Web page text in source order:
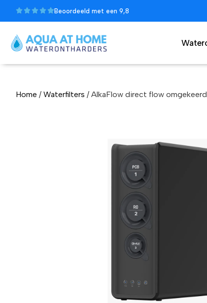
Beoordeeld met een 9,8
Home / Waterfilters / AlkaFlow direct flow